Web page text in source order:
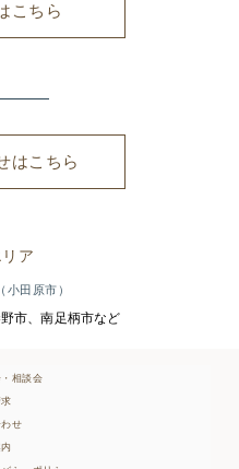
こちら
はこちら
ア
小田原市）
市、南足柄市など
・相談会
わせ